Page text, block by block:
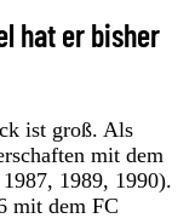
hat er bisher
ist groß. Als
mit dem
1989, 1990).
mit dem FC